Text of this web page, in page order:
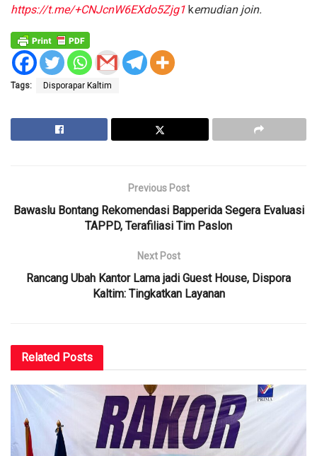
https://t.me/+CNJcnW6EXdo5Zjg1 kemudian join.
Tags: Disporapar Kaltim
Previous Post
Bawaslu Bontang Rekomendasi Bapperida Segera Evaluasi
TAPPD, Terafiliasi Tim Paslon
Next Post
Rancang Ubah Kantor Lama jadi Guest House, Dispora
Kaltim: Tingkatkan Layanan
Related Posts